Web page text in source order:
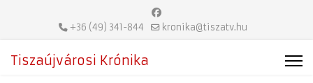
+36 (49) 341-844 kronika@tiszatv.hu
Tiszaújvárosi Krónika